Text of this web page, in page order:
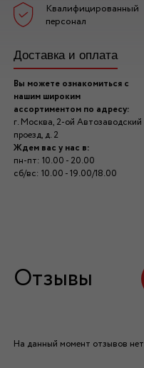
Квалифицированный
персонал
Доставка и оплата
Вы можете ознакомиться с
нашим широким
ассортиментом по адресу:
г. Москва, 2-ой Автозаводский
проезд, д. 2
Ждем вас у нас в:
пн-пт: 10.00 - 20.00
сб/вс: 10.00 - 19.00/18.00
Отзывы
На данный момент отзывов нет